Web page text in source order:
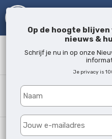
Waar?
Alle locaties
Woningtype
Op de hoogte
nieuws &
Schrijf je nu in op onze
Je privacy is